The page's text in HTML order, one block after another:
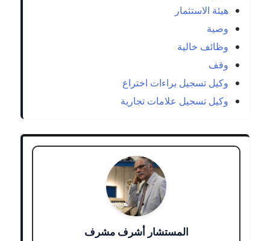
هيئة الاستثمار
وصية
وظائف خالية
وقف
وكيل تسجيل براءات اختراع
وكيل تسجيل علامات تجارية
المستشار أشرف مشرف